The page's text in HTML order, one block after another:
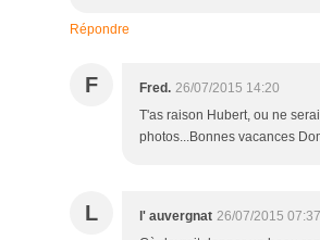
Répondre
F Fred. 26/07/2015 14:20
T'as raison Hubert, ou ne
photos...Bonnes vacances
L l' auvergnat 26/07/2015 07:37